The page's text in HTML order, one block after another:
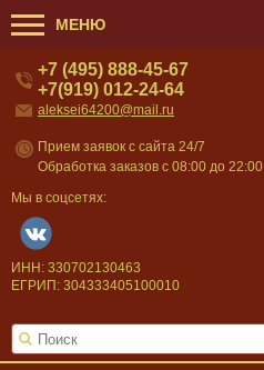
МЕНЮ
+7 (495) 888-45-67
+7(919) 012-24-64
aleksei64200@mail.ru
Прием заявок с сайта 24/7
Обработка заказов с 08:00 до 22:00
Мы в соцсетях:
ИНН: 330702130463
ЕГРИП: 304333405100010